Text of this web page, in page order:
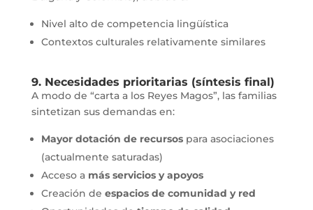
Nivel alto de competencia lingüística
Contextos culturales relativamente similares
9. Necesidades prioritarias (síntesis final)
A modo de “carta a los Reyes Magos”, las familias
sintetizan sus demandas en:
Mayor dotación de recursospara asociaciones
(actualmente saturadas)
Acceso a más servicios y apoyos
Creación de espacios de comunidad y red